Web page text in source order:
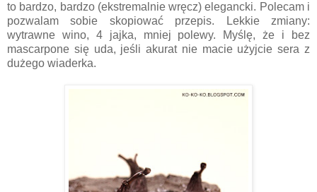
to bardzo, bardzo (ekstremalnie wręcz) elegancki. Polecam i
pozwalam sobie skopiować przepis. Lekkie zmiany:
wytrawne wino, 4 jajka, mniej polewy. Myślę, że i bez
mascarpone się uda, jeśli akurat nie macie użyjcie sera z
dużego wiaderka.